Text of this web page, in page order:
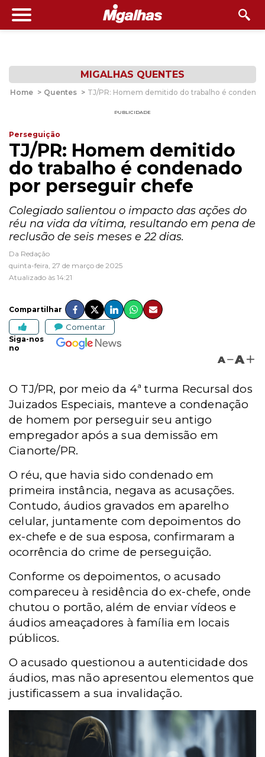
MIGALHAS QUENTES
Home > Quentes > TJ/PR: Homem demitido do trabalho é
PUBLICIDADE
Perseguição
TJ/PR: Homem demitido
do trabalho é condenado
por perseguir chefe
Colegiado salientou o impacto das ações do
réu na vida da vítima, resultando em pena de
reclusão de seis meses e 22 dias.
Da Redação
quinta-feira, 27 de março de 2025
Atualizado às 14:21
Compartilhar
Comentar
Siga-nos
no
A A
O TJ/PR, por meio da 4ª turma Recursal dos
Juizados Especiais, manteve a condenação
de homem por perseguir seu antigo
empregador após a sua demissão em
Cianorte/PR.
O réu, que havia sido condenado em
primeira instância, negava as acusações.
Contudo, áudios gravados em aparelho
celular, juntamente com depoimentos do
ex-chefe e de sua esposa, confirmaram a
ocorrência do crime de perseguição.
Conforme os depoimentos, o acusado
compareceu à residência do ex-chefe, onde
chutou o portão, além de enviar vídeos e
áudios ameaçadores à família em locais
públicos.
O acusado questionou a autenticidade dos
áudios, mas não apresentou elementos que
justificassem a sua invalidação.